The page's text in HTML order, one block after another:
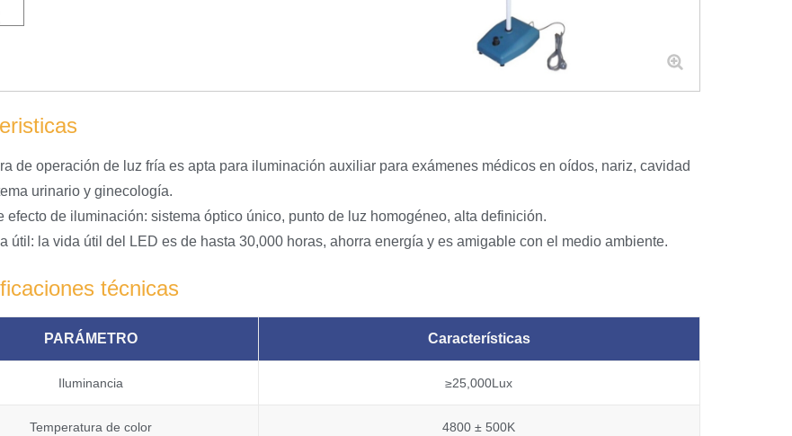
de operación de luz fría es apta para iluminación auxiliar para exámenes médicos en oídos, nariz, cavidad
urinario y ginecología.
efecto de iluminación: sistema óptico único, punto de luz homogéneo, alta definición.
útil: la vida útil del LED es de hasta 30,000 horas, ahorra energía y es amigable con el medio ambiente.
técnicas
PARÁMETRO Características
Iluminancia ≥25,000Lux
Temperatura de color 4800 ± 500K